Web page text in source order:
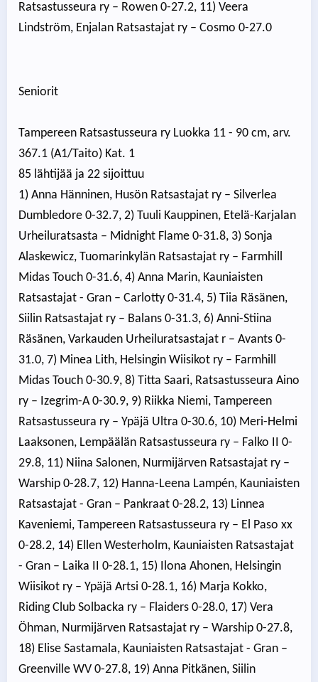
Ratsastusseura ry – Rowen 0-27.2, 11) Veera
Lindström, Enjalan Ratsastajat ry – Cosmo 0-27.0
Seniorit
Tampereen Ratsastusseura ry Luokka 11 - 90 cm, arv.
367.1 (A1/Taito) Kat. 1
85 lähtijää ja 22 sijoittuu
1) Anna Hänninen, Husön Ratsastajat ry – Silverlea
Dumbledore 0-32.7, 2) Tuuli Kauppinen, Etelä-Karjalan
Urheiluratsasta – Midnight Flame 0-31.8, 3) Sonja
Alaskewicz, Tuomarinkylän Ratsastajat ry – Farmhill
Midas Touch 0-31.6, 4) Anna Marin, Kauniaisten
Ratsastajat - Gran – Carlotty 0-31.4, 5) Tiia Räsänen,
Siilin Ratsastajat ry – Balans 0-31.3, 6) Anni-Stiina
Räsänen, Varkauden Urheiluratsastajat r – Avants 0-
31.0, 7) Minea Lith, Helsingin Wiisikot ry – Farmhill
Midas Touch 0-30.9, 8) Titta Saari, Ratsastusseura Aino
ry – Izegrim-A 0-30.9, 9) Riikka Niemi, Tampereen
Ratsastusseura ry – Ypäjä Ultra 0-30.6, 10) Meri-Helmi
Laaksonen, Lempäälän Ratsastusseura ry – Falko II 0-
29.8, 11) Niina Salonen, Nurmijärven Ratsastajat ry –
Warship 0-28.7, 12) Hanna-Leena Lampén, Kauniaisten
Ratsastajat - Gran – Pankraat 0-28.2, 13) Linnea
Kaveniemi, Tampereen Ratsastusseura ry – El Paso xx
0-28.2, 14) Ellen Westerholm, Kauniaisten Ratsastajat
- Gran – Laika II 0-28.1, 15) Ilona Ahonen, Helsingin
Wiisikot ry – Ypäjä Artsi 0-28.1, 16) Marja Kokko,
Riding Club Solbacka ry – Flaiders 0-28.0, 17) Vera
Öhman, Nurmijärven Ratsastajat ry – Warship 0-27.8,
18) Elise Sastamala, Kauniaisten Ratsastajat - Gran –
Greenville WV 0-27.8, 19) Anna Pitkänen, Siilin